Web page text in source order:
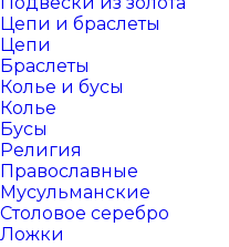
Цепи и браслеты
Цепи
Браслеты
Колье и бусы
Колье
Бусы
Религия
Православные
Мусульманские
Столовое серебро
Ложки